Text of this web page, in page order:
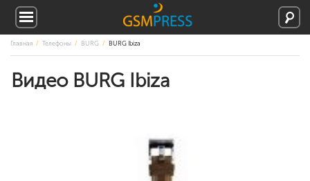
Главная Телефоны BURG BURG Ibiza
Видео BURG Ibiza